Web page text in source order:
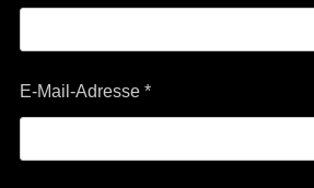
E-Mail-Adresse *